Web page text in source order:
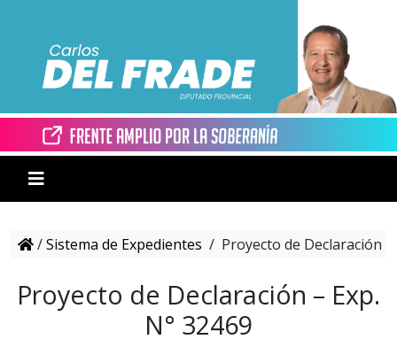
/Sistema de Expedientes / Proyecto de Declaración –
Proyecto de Declaración – Exp.
N° 32469